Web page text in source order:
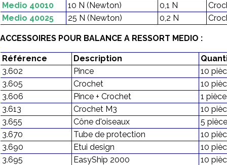
Medio 40010
10 N (Newton) 0,1 N
Medio 40025
25 N (Newton) 0,2 N
ACCESSOIRES POUR BALANCE A RESSORT MEDIO :
Référence Description
3.602
Pince
10
3.605
Crochet
10
3.606
Pince + Crochet
1
3.613
Crochet M3
10
3.655
Cône d'oiseaux
5
3.670
Tube de protection
10
3.690
Etui design
10
3.695
EasyShip 2000
10